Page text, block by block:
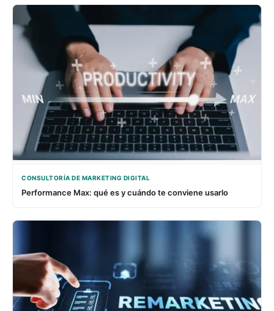
CONSULTORÍA DE MARKETING DIGITAL
Performance Max: qué es y cuándo te conviene usarlo